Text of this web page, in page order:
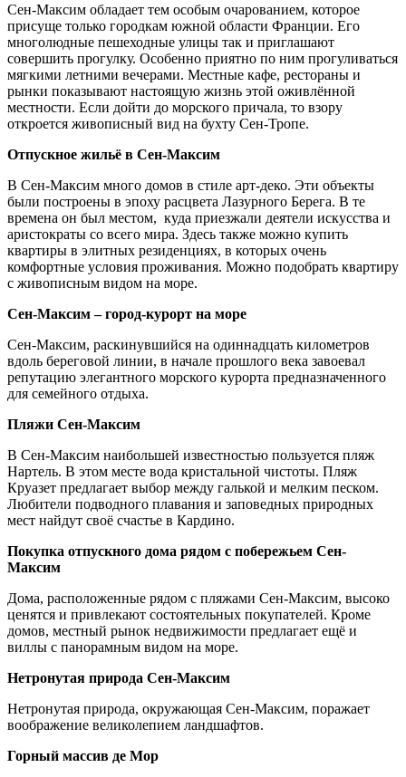
Сен-Максим обладает тем особым очарованием, которое
присуще только городкам южной области Франции. Его
многолюдные пешеходные улицы так и приглашают
совершить прогулку. Особенно приятно по ним прогуливаться
мягкими летними вечерами. Местные кафе, рестораны и
рынки показывают настоящую жизнь этой оживлённой
местности. Если дойти до морского причала, то взору
откроется живописный вид на бухту Сен-Тропе.
Отпускное жильё в Сен-Максим
В Сен-Максим много домов в стиле арт-деко. Эти объекты
были построены в эпоху расцвета Лазурного Берега. В те
времена он был местом, куда приезжали деятели искусства и
аристократы со всего мира. Здесь также можно купить
квартиры в элитных резиденциях, в которых очень
комфортные условия проживания. Можно подобрать квартиру
с живописным видом на море.
Сен-Максим – город-курорт на море
Сен-Максим, раскинувшийся на одиннадцать километров
вдоль береговой линии, в начале прошлого века завоевал
репутацию элегантного морского курорта предназначенного
для семейного отдыха.
Пляжи Сен-Максим
В Сен-Максим наибольшей известностью пользуется пляж
Нартель. В этом месте вода кристальной чистоты. Пляж
Круазет предлагает выбор между галькой и мелким песком.
Любители подводного плавания и заповедных природных
мест найдут своё счастье в Кардино.
Покупка отпускного дома рядом с побережьем Сен-
Максим
Дома, расположенные рядом с пляжами Сен-Максим, высоко
ценятся и привлекают состоятельных покупателей. Кроме
домов, местный рынок недвижимости предлагает ещё и
виллы с панорамным видом на море.
Нетронутая природа Сен-Максим
Нетронутая природа, окружающая Сен-Максим, поражает
воображение великолепием ландшафтов.
Горный массив де Мор